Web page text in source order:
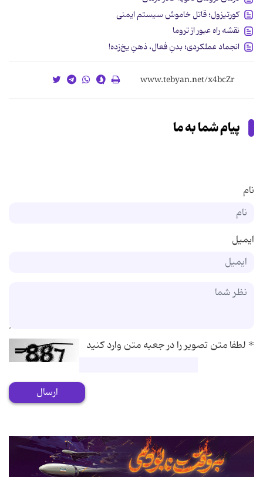
کورتیزول؛ قاتل خاموش سیستم ایمنی
نقشه راه عبور از تروما
انجماد عملکردی؛ بدنِ فعال، ذهنِ یخ‌زده!
پیام شما به ما
نام
ایمیل
*لطفا متن تصویر را در جعبه متن وارد کنید
ارسال